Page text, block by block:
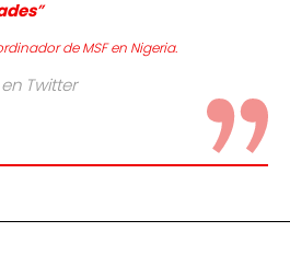
”
de MSF en Nigeria.
Twitter